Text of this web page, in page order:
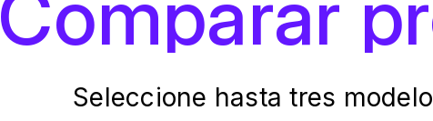
Seleccione hasta tres